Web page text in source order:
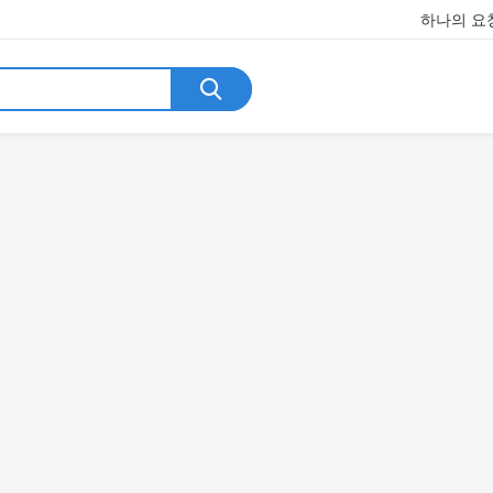
하나의 요
